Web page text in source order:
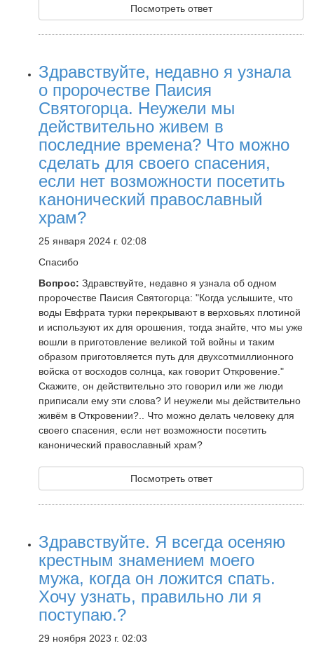
Посмотреть ответ
Здравствуйте, недавно я узнала
о пророчестве Паисия
Святогорца. Неужели мы
действительно живем в
последние времена? Что можно
сделать для своего спасения,
если нет возможности посетить
канонический православный
храм?
25 января 2024 г. 02:08
Спасибо
Вопрос: Здравствуйте, недавно я узнала об одном
пророчестве Паисия Святогорца: "Когда услышите, что
воды Евфрата турки перекрывают в верховьях плотиной
и используют их для орошения, тогда знайте, что мы уже
вошли в приготовление великой той войны и таким
образом приготовляется путь для двухсотмиллионного
войска от восходов солнца, как говорит Откровение."
Скажите, он действительно это говорил или же люди
приписали ему эти слова? И неужели мы действительно
живём в Откровении?.. Что можно делать человеку для
своего спасения, если нет возможности посетить
канонический православный храм?
Посмотреть ответ
Здравствуйте. Я всегда осеняю
крестным знамением моего
мужа, когда он ложится спать.
Хочу узнать, правильно ли я
поступаю.?
29 ноября 2023 г. 02:03